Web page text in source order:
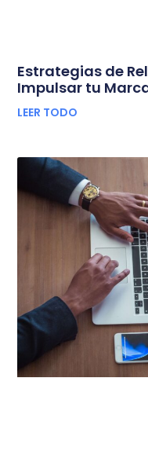
Estrategias de
Impulsar tu
LEER TODO